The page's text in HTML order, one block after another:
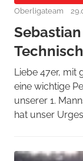
Oberligateam
Liebe 47er, mit
eine wichtige
unserer 1.
hat unser